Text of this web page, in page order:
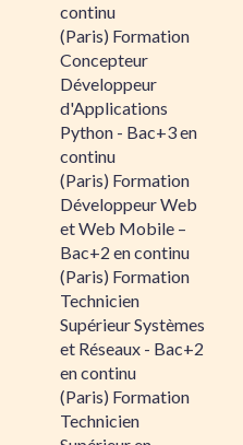
continu
(Paris) Formation
Concepteur
Développeur
d'Applications
Python - Bac+3 en
continu
(Paris) Formation
Développeur Web
et Web Mobile –
Bac+2 en continu
(Paris) Formation
Technicien
Supérieur Systèmes
et Réseaux - Bac+2
en continu
(Paris) Formation
Technicien